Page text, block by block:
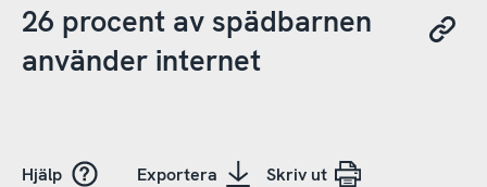
26 procent av spädbarnen
använder internet
Hjälp Exportera Skriv ut